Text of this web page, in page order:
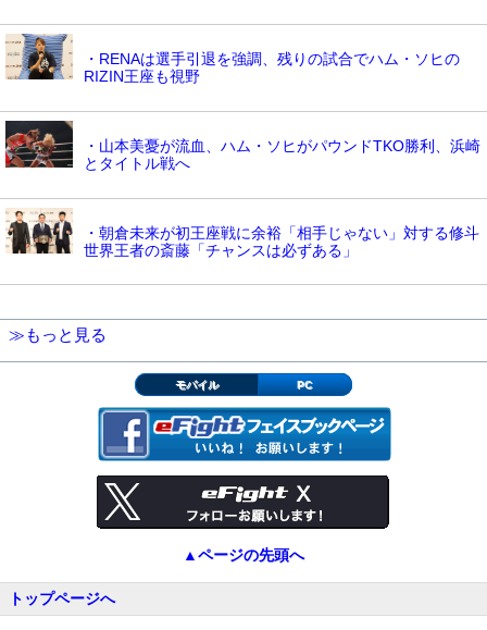
・RENAは選手引退を強調、残りの試合でハム・ソヒの
RIZIN王座も視野
・山本美憂が流血、ハム・ソヒがパウンドTKO勝利、浜崎
とタイトル戦へ
・朝倉未来が初王座戦に余裕「相手じゃない」対する修斗
世界王者の斎藤「チャンスは必ずある」
≫もっと見る
モバイル PC
▲ページの先頭へ
トップページへ